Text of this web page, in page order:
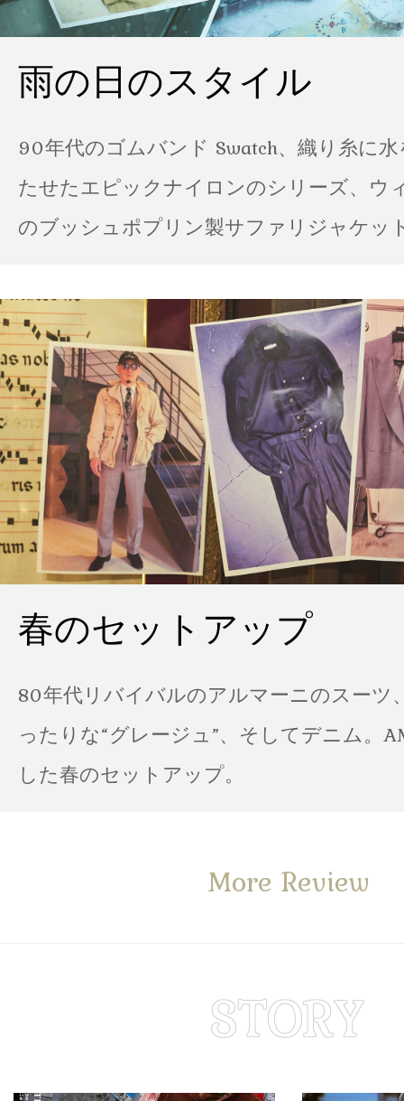
雨の日のスタイル
90年代のゴムバンド Swatch、織り糸に
たせたエピックナイロンのシリーズ、ウ
のブッシュポプリン製サファリジャケッ
春のセットアップ
80年代リバイバルのアルマーニのスーツ
ったりな“グレージュ”、そしてデニム。
した春のセットアップ。
More Review